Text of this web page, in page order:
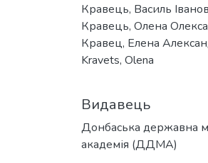
Кравець, Василь
Кравець, Олена
Кравец, Елена
Kravets, Olena
Видавець
Донбаська державна
академія (ДДМА)